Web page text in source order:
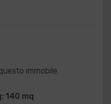
immobile
140 mq